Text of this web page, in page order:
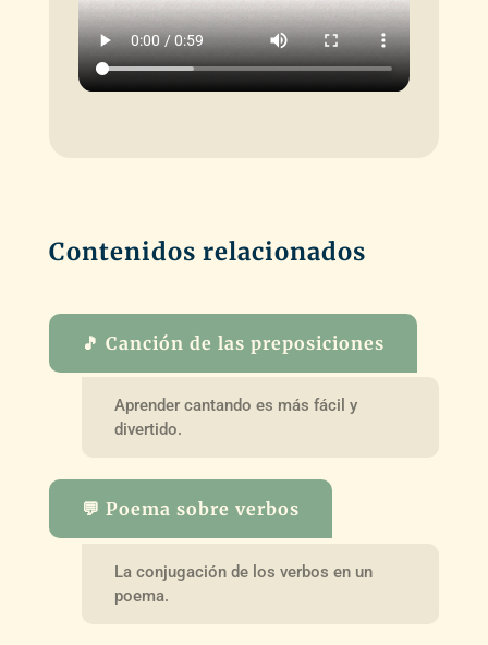
Contenidos relacionados
🎵 Canción de las preposiciones
Aprender cantando es más fácil y
divertido.
💬 Poema sobre verbos
La conjugación de los verbos en un
poema.